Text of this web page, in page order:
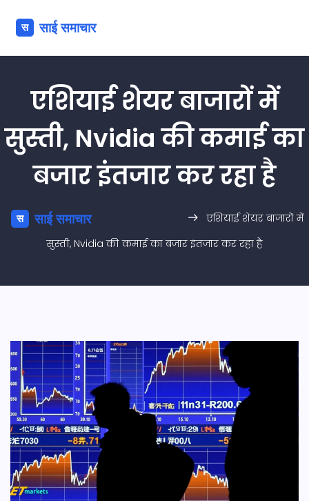
एशियाई शेयर बाजारों में
सुस्ती, Nvidia की कमाई का
बजार इंतजार कर रहा है
एशियाई शेयर बाजारों में
सुस्ती, Nvidia की कमाई का बजार इंतजार कर रहा है